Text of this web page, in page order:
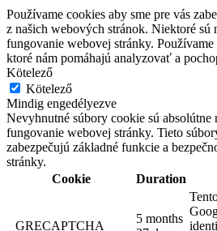
Používame cookies aby sme pre vás
z našich webových stránok. Niektoré sú
fungovanie webovej stránky. Používame
ktoré nám pomáhajú analyzovať a
Kötelező
Kötelező
Mindig engedélyezve
Nevyhnutné súbory cookie sú absolútne
fungovanie webovej stránky. Tieto
zabezpečujú základné funkcie a
stránky.
Cookie
Duration
_GRECAPTCHA
5 months